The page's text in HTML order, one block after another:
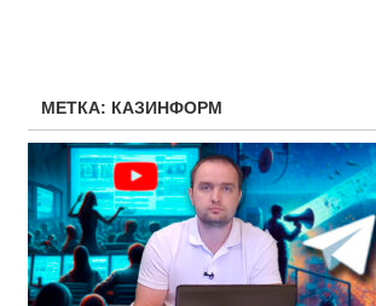
МЕТКА: КАЗИНФОРМ